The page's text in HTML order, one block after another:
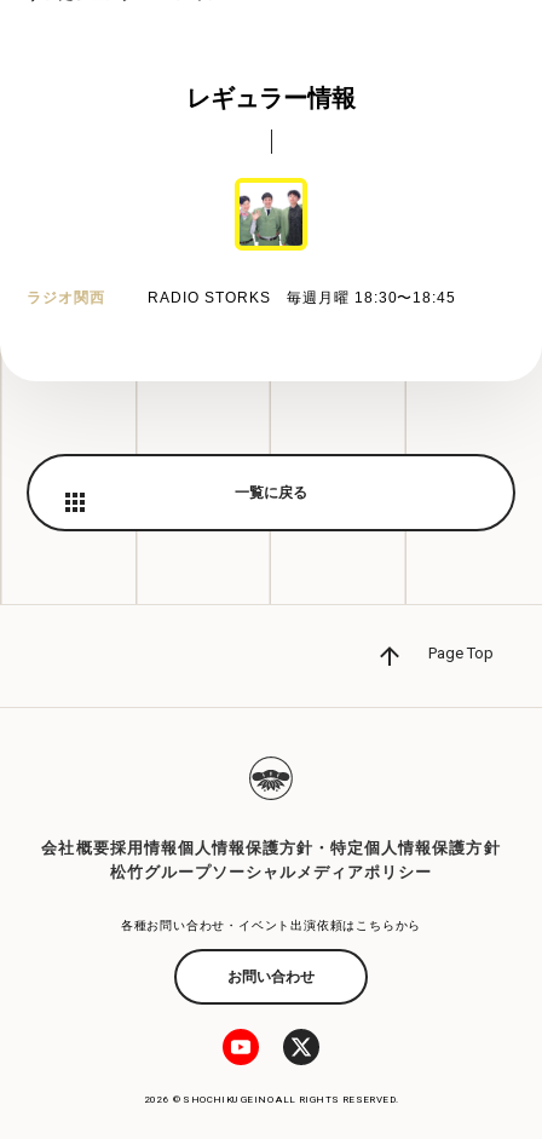
レギュラー情報
ラジオ関西 RADIO STORKS 毎週月曜 18:30〜18:45
一覧に戻る
Page Top
会社概要採用情報個人情報保護方針・特定個人情報保護方針
松竹グループソーシャルメディアポリシー
各種お問い合わせ・イベント出演依頼はこちらから
お問い合わせ
2026 © SHOCHIKU GEINO ALL RIGHTS RESERVED.